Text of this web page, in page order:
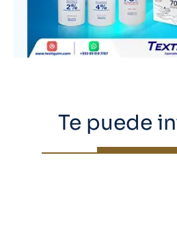
Te puede